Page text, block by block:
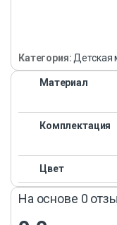
Категория: Детская
Материал
Комплектация
Цвет
На основе 0